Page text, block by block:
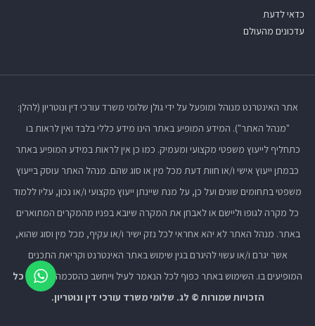
כדאי לדעת
עדכונים מהעולם
אתר האינטרנט מנוהל ומופעל על ידי גולן שלומי משרד עורכי דין ונוטריון (להלן:
"מנהל האתר"). המידע המופיע באתר הינו מידע כללי בלבד ואין לראות בו
כתחליף לייעוץ משפטי מקצועי ומעמיק. כמו כן אין לראות במידע המופיע באתר
כבמתן ייעוץ אישי ו/או חוות דעת מכל מין או סוג שהם. מנהל האתר עוסק בייעוץ
משפטי בתחומים שונים ועל כן, על מנת שיינתן ייעוץ מקצועי ו/או נכון, עליו ללמוד
כל מקרה לגופו וליישם או לאבחן את המקרה שיובא בפניו מהמקרים המתוארים
באתר. מנהל האתר לא יהא אחראי לכל נזק ישיר ו/או עקיף, מכל מין וסוג שהוא,
אשר יגרם ו/או עשוי להיגרם בגין שימוש באתר האינטרנט וקריאת התכנים
המופיעים בו. השימוש באתר כפוף לכל הנאמר לעיל וייחשב כהסכמה לנאמר.כל
הזכויות שמורות © לג. שלומי משרד עורכי דין ונוטריון.